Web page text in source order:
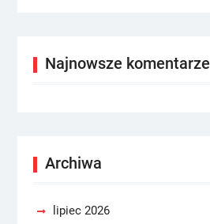
Najnowsze komentarze
Archiwa
lipiec 2026